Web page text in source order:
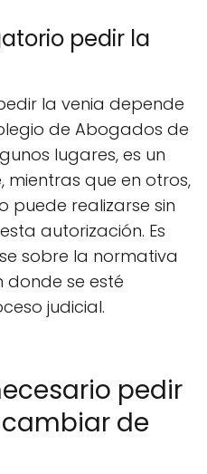
pedir la
la venia depende
de Abogados de
lugares, es un
mientras que en otros,
realizarse sin
autorización. Es
sobre la normativa
se esté
judicial.
pedir
de